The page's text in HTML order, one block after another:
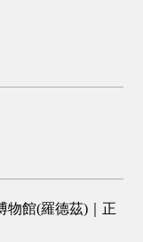
物館(羅德茲)｜正